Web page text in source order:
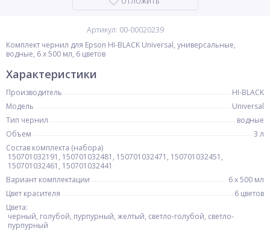
Артикул: 00-00020239
Комплект чернил для Epson HI-BLACK Universal, универсальные,
водные, 6 x 500 мл, 6 цветов
Характеристики
Производитель
HI-BLACK
Модель
Universal
Тип чернил
водные
Объем
3 л
Состав комплекта (набора)
150701032191, 150701032481, 150701032471, 150701032451,
150701032461, 150701032441
Вариант комплектации
6 x 500 мл
Цвет красителя
6 цветов
Цвета:
черный, голубой, пурпурный, желтый, светло-голубой, светло-
пурпурный